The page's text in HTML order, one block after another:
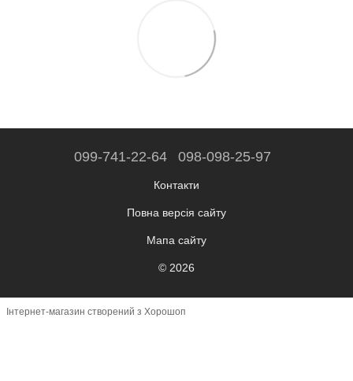
099-741-22-64 098-098-25-97
Контакти
Повна версія сайту
Мапа сайту
© 2026
Інтернет-магазин створений з Хорошоп